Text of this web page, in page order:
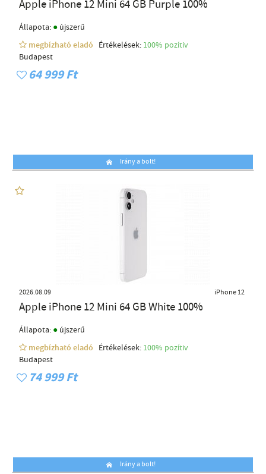
Apple iPhone 12 Mini 64 GB Purple 100%
Állapota: ● újszerű
megbízható eladó
Értékelések: 100% pozítiv
Budapest
64 999 Ft
Irány a bolt!
2026.08.09 iPhone 12
Apple iPhone 12 Mini 64 GB White 100%
Állapota: ● újszerű
megbízható eladó
Értékelések: 100% pozítiv
Budapest
74 999 Ft
Irány a bolt!